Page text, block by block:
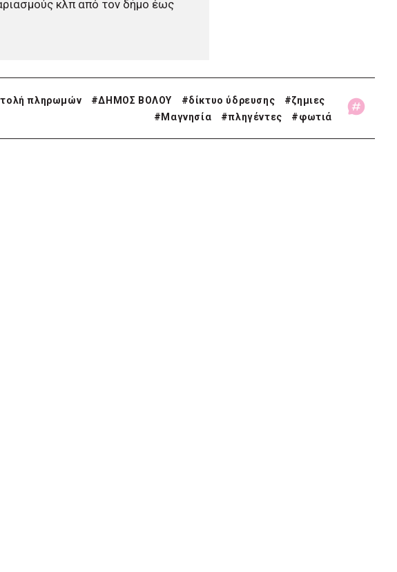
κλπ από τον δήμο έως
πληρωμών #ΔΗΜΟΣ ΒΟΛΟΥ #δίκτυο ύδρευσης #ζημιες
#Μαγνησία #πληγέντες #φωτιά